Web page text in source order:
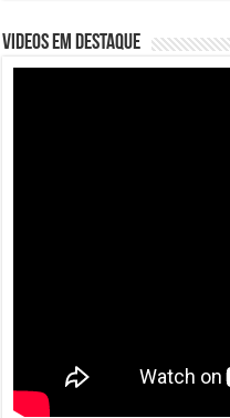
VIDEOS EM DESTAQUE